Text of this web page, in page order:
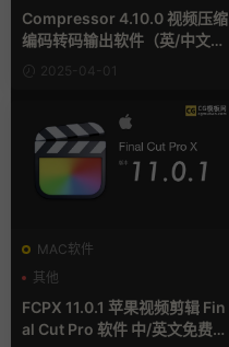
Compressor 4.10.0 视频压缩
编码转码输出软件（英/中文
2025-04-01
MAC软件
其他
FCPX 11.0.1 苹果视频剪辑 Fin
al Cut Pro 软件 中/英文免费下